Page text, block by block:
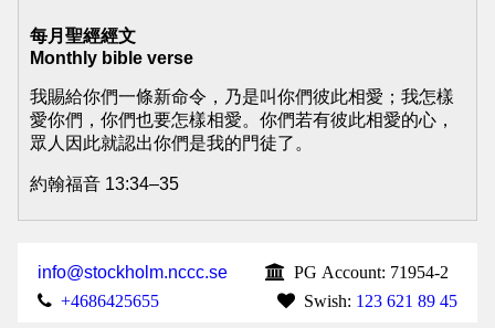
每月聖經經文
Monthly bible verse
我賜給你們一條新命令，乃是叫你們彼此相愛；我怎樣
愛你們，你們也要怎樣相愛。你們若有彼此相愛的心，
眾人因此就認出你們是我的門徒了。
約翰福音 13:34–35
info@stockholm.nccc.se
PG Account: 71954-2
+4686425655
Swish: 123 621 89 45